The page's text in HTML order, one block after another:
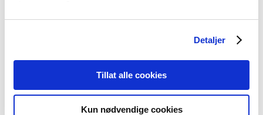
Detaljer
Tillat alle cookies
Kun nødvendige cookies